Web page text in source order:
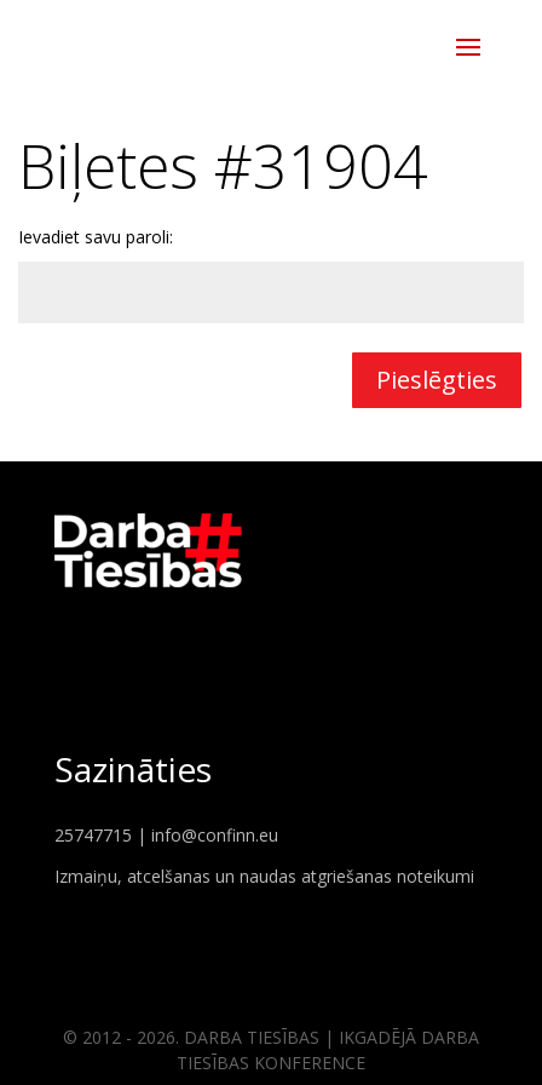
Biļetes #31904
Ievadiet savu paroli:
Pieslēgties
Sazināties
25747715 | info@confinn.eu
Izmaiņu, atcelšanas un naudas atgriešanas noteikumi
© 2012 - 2026. DARBA TIESĪBAS | IKGADĒJĀ DARBA
TIESĪBAS KONFERENCE